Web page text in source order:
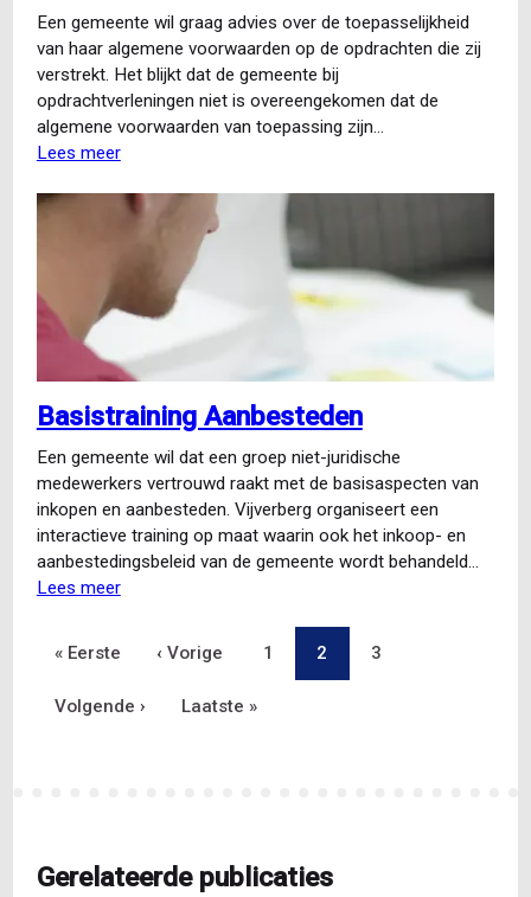
Een gemeente wil graag advies over de toepasselijkheid
van haar algemene voorwaarden op de opdrachten die zij
verstrekt. Het blijkt dat de gemeente bij
opdrachtverleningen niet is overeengekomen dat de
algemene voorwaarden van toepassing zijn…
Lees meerover
over
opdrachtverlening
algemene
voorwaarden
Basistraining Aanbesteden
Een gemeente wil dat een groep niet-juridische
medewerkers vertrouwd raakt met de basisaspecten van
inkopen en aanbesteden. Vijverberg organiseert een
interactieve training op maat waarin ook het inkoop- en
aanbestedingsbeleid van de gemeente wordt behandeld…
Lees meerover
Paginering
Eerste
pagina
« Eerste Vorige
pagina
‹ Vorige Pagina
1 Pagina
2 Pagina
3
Volgende
Volgende › Laatste
Laatste »
Gerelateerde publicaties